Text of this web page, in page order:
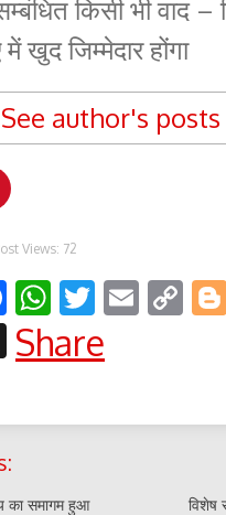
किसी भी वाद –
में खुद जिम्मेदार होंगा
See author's posts
Views: 72
Facebook
WhatsApp
Twitter
Email
X
Share
का समागम हुआ विशेष